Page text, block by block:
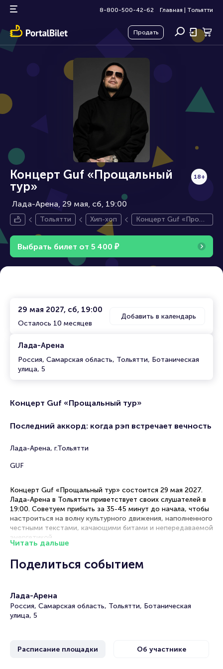
8-800-500-42-62 Главная Тольятти
Продать
Концерт Guf «Прощальный
тур»
Лада-Арена, 29 мая
18+
сб, 19:00
Тольятти Хип-хоп
Концерт Guf «Прощ
Выбрать билет от 5 400 ₽
29 мая 2027, сб, 19:00
Осталось 10 месяцев
Добавить в календарь
Лада-Арена
Россия, Самарская область, Тольятти, Ботаническая
улица, 5
Концерт Guf «Прощальный тур»
Последний аккорд: когда рэп встречает вечность
Лада-Арена, г.Тольятти
GUF
Концерт Guf «Прощальный тур» состоится 29 мая 2027.
Лада-Арена в Тольятти приветствует своих слушателей в
19:00. Советуем прибыть за 35-45 минут до начала, чтобы
настроиться на волну культурного движения, наполненного
честными текстами, качающими битами и непередаваемой
энергетикой.
участия в интерактивных элементах концерта
Золотая середина — оптимальное сочетание
качественного звука и комфортного обзора сцены,
энергию толпы
Читать дальше
Поделиться событием
Лада-Арена
Россия, Самарская область, Тольятти, Ботаническая
улица, 5
Расписание площадки Об участнике